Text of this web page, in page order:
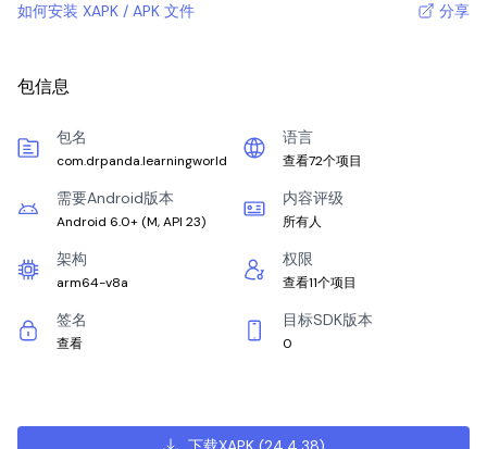
如何安装 XAPK / APK 文件 分享
包信息
包名
com.drpanda.learningworld
语言
查看72个项目
需要Android版本
Android 6.0+ (M, API 23)
内容评级
所有人
架构
arm64-v8a
权限
查看11个项目
签名
查看
目标SDK版本
0